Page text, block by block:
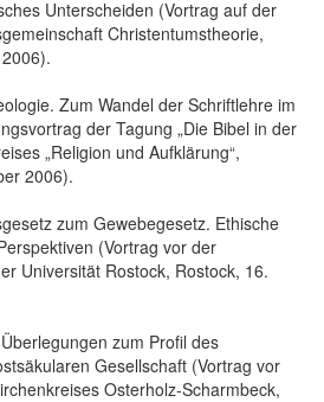
Unterscheiden (Vortrag auf der
Christentumstheorie,
Zum Wandel der Schriftlehre im
der Tagung „Die Bibel in der
„Religion und Aufklärung“,
2006).
zum Gewebegesetz. Ethische
(Vortrag vor der
Universität Rostock, Rostock, 16.
zum Profil des
Gesellschaft (Vortrag vor
Osterholz-Scharmbeck,